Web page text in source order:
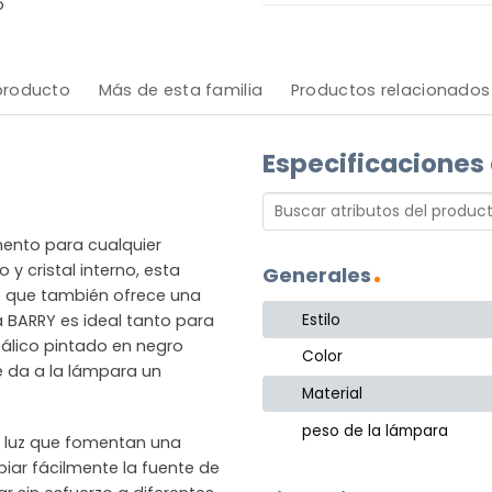
Más de esta familia Productos relacionados
para cualquier
y cristal interno, esta
también ofrece una
es ideal tanto para
pintado en negro
a la lámpara un
que fomentan una
fácilmente la fuente de
Generales
Estilo
Color
Material
peso de la lámpara